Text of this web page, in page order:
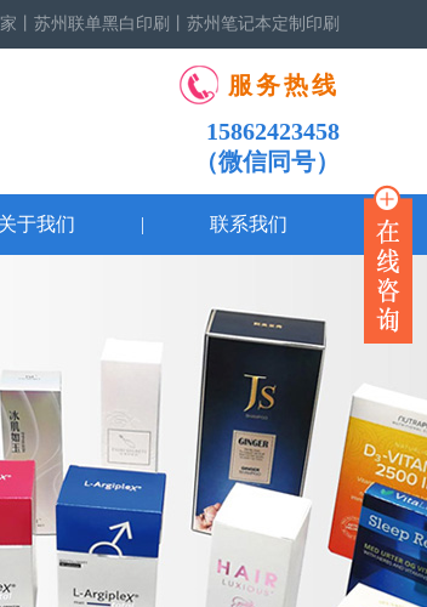
丨苏州联单黑白印刷丨苏州笔记本定制印刷
服务热线
15862423458
（微信同号）
关于我们 | 联系我们